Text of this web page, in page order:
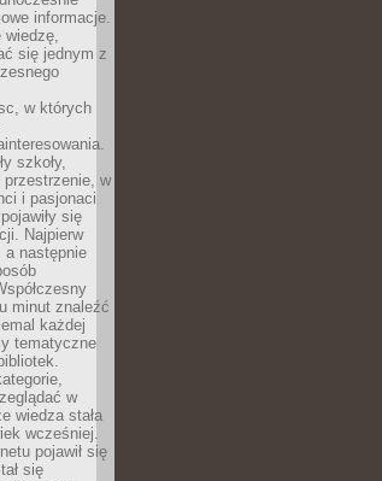
informacje.
wiedzę,
się jednym z
w których
szkoły,
przestrzenie, w
i pasjonaci
się
Najpierw
a następnie
minut znaleźć
każdej
tematyczne
w
wiedza stała
wcześniej.
pojawił się
się